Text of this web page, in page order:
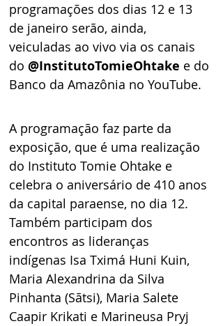
programações dos dias 12 e 13
de janeiro serão, ainda,
veiculadas ao vivo via os canais
do @InstitutoTomieOhtake e do
Banco da Amazônia no YouTube.
A programação faz parte da
exposição, que é uma realização
do Instituto Tomie Ohtake e
celebra o aniversário de 410 anos
da capital paraense, no dia 12.
Também participam dos
encontros as lideranças
indígenas Isa Tximá Huni Kuin,
Maria Alexandrina da Silva
Pinhanta (Sãtsi), Maria Salete
Caapir Krikati e Marineusa Pryj